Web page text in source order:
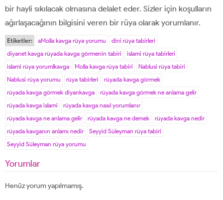
bir hayli sıkılacak olmasına delalet eder. Sizler için koşulların
ağırlaşacağının bilgisini veren bir rüya olarak yorumlanır.
Etiketler: aMolla kavga rüya yorumu
dini rüya tabirleri
diyanet kavga rüyada kavga görmenin tabiri
islami rüya tabirleri
islami rüya yorumlkavga
Molla kavga rüya tabiri
Nablusi rüya tabiri
Nablusi rüya yorumu
rüya tabirleri
rüyada kavga görmek
rüyada kavga görmek diyankavga
rüyada kavga görmek ne anlama gelir
rüyada kavga islami
rüyada kavga nasıl yorumlanır
rüyada kavga ne anlama gelir
rüyada kavga ne demek
rüyada kavga nedir
rüyada kavganın anlamı nedir
Seyyid Süleyman rüya tabiri
Seyyid Süleyman rüya yorumu
Yorumlar
Henüz yorum yapılmamış.